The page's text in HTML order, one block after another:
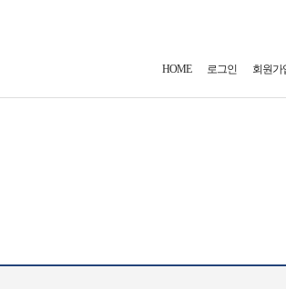
HOME 로그인 회원가